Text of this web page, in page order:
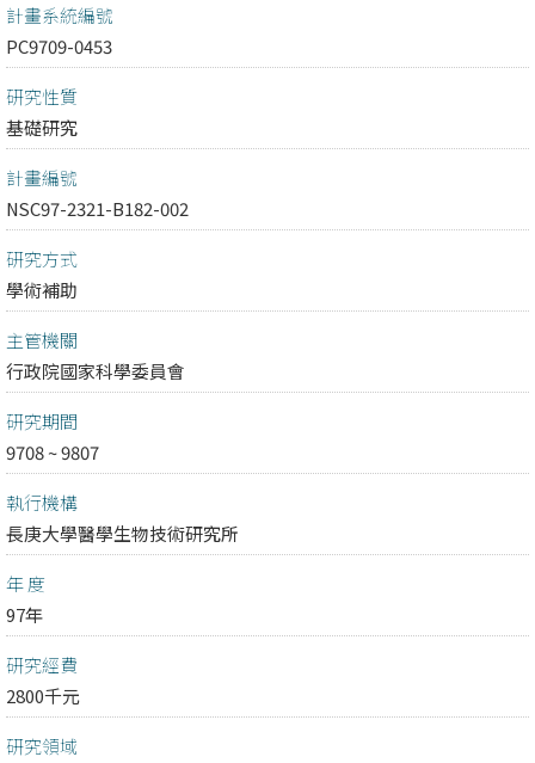
計畫系統編號
PC9709-0453
研究性質
基礎研究
計畫編號
NSC97-2321-B182-002
研究方式
學術補助
主管機關
行政院國家科學委員會
研究期間
9708 ~ 9807
執行機構
長庚大學醫學生物技術研究所
年 度
97年
研究經費
2800千元
研究領域